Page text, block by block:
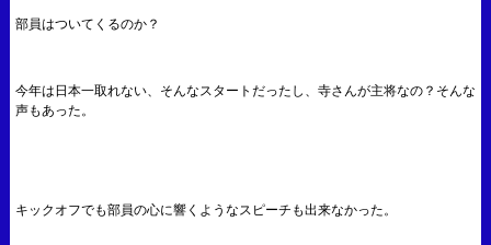
部員はついてくるのか？
今年は日本一取れない、そんなスタートだったし、寺さんが主将なの？そんな
声もあった。
キックオフでも部員の心に響くようなスピーチも出来なかった。